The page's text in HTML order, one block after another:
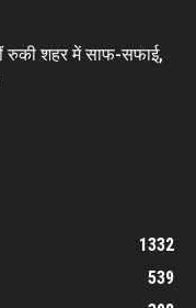
रुकी शहर में साफ-सफाई,
1332
539